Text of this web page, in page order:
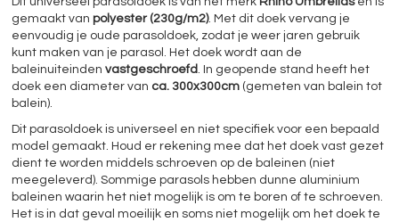
gemaakt van polyester (230g/m2). Met dit doek vervang je
eenvoudig je oude parasoldoek, zodat je weer jaren gebruik
kunt maken van je parasol. Het doek wordt aan de
baleinuiteindenvastgeschroefd . In geopende stand heeft het
doek een diameter van ca. 300x300cm (gemeten van balein tot
balein).
Dit parasoldoek is universeel en niet specifiek voor een bepaald
model gemaakt. Houd er rekening mee dat het doek vast gezet
dient te worden middels schroeven op de baleinen (niet
meegeleverd). Sommige parasols hebben dunne aluminium
baleinen waarin het niet mogelijk is om te boren of te schroeven.
Het is in dat geval moeilijk en soms niet mogelijk om het doek te